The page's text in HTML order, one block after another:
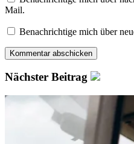
Mail.
Benachrichtige mich über
Nächster Beitrag